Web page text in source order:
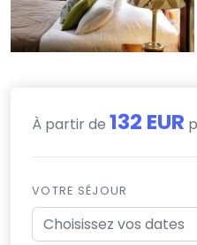
À partir de 132 EUR
VOTRE SÉJOUR